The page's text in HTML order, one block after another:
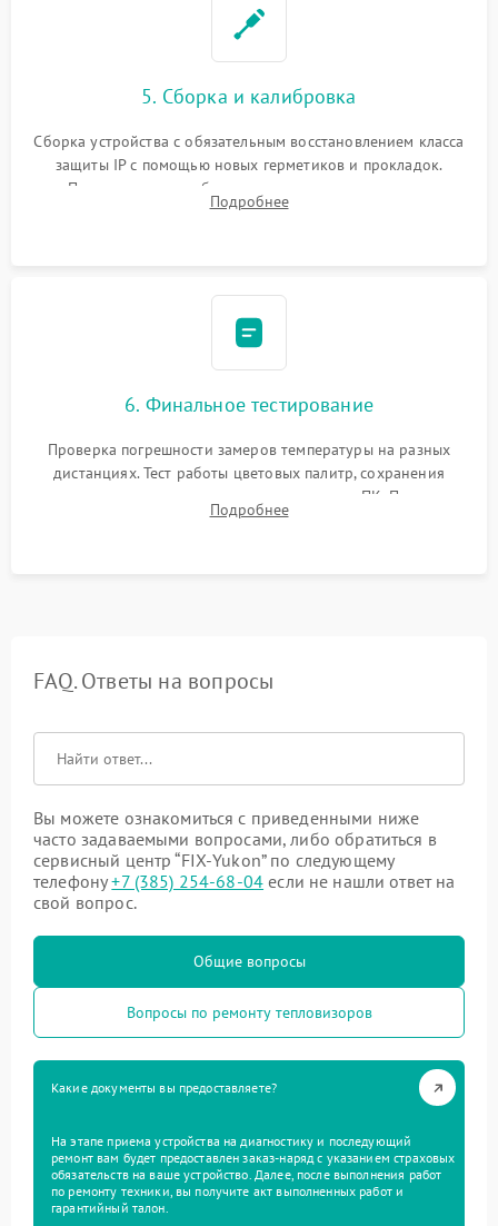
5. Сборка и калибровка
Сборка устройства с обязательным восстановлением класса
защиты IP с помощью новых герметиков и прокладок.
Программная калибровка матрицы по эталонному
абсолютно черному телу для точного измерения температур.
Подробнее
6. Финальное тестирование
Проверка погрешности замеров температуры на разных
дистанциях. Тест работы цветовых палитр, сохранения
термограмм в память и передачи данных на ПК. Проверка
автономности работы и итоговый контроль качества.
Подробнее
FAQ. Ответы на вопросы
Вы можете ознакомиться с приведенными ниже
часто задаваемыми вопросами, либо обратиться в
сервисный центр “FIX-Yukon” по следующему
телефону+7 (385) 254-68-04 если не нашли ответ на
свой вопрос.
Общие вопросы
Вопросы по ремонту тепловизоров
Какие документы вы предоставляете?
На этапе приема устройства на диагностику и последующий
ремонт вам будет предоставлен заказ-наряд с указанием страховых
обязательств на ваше устройство. Далее, после выполнения работ
по ремонту техники, вы получите акт выполненных работ и
гарантийный талон.